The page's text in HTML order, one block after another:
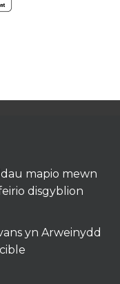
mapio mewn
disgyblion
yn Arweinydd